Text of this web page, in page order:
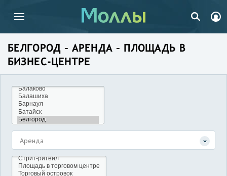
БЕЛГОРОД – АРЕНДА – ПЛОЩАДЬ В
БИЗНЕС-ЦЕНТРЕ
Аренда